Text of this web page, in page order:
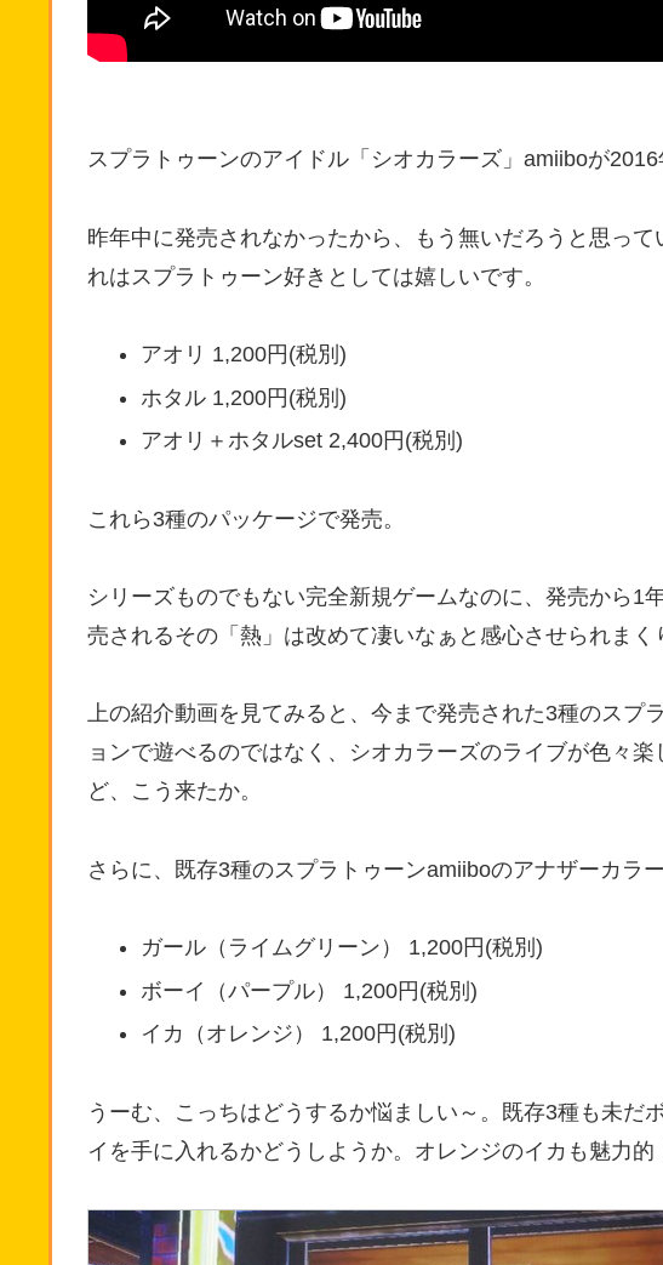
スプラトゥーンのアイドル「シオカラーズ」amiiboが2016
昨年中に発売されなかったから、もう無いだろうと思っ
れはスプラトゥーン好きとしては嬉しいです。
アオリ 1,200円(税別)
ホタル 1,200円(税別)
アオリ＋ホタルset 2,400円(税別)
これら3種のパッケージで発売。
シリーズものでもない完全新規ゲームなのに、発売から1
売されるその「熱」は改めて凄いなぁと感心させられまく
上の紹介動画を見てみると、今まで発売された3種のスプ
ョンで遊べるのではなく、シオカラーズのライブが色々
ど、こう来たか。
さらに、既存3種のスプラトゥーンamiiboのアナザーカラ
ガール（ライムグリーン） 1,200円(税別)
ボーイ（パープル） 1,200円(税別)
イカ（オレンジ） 1,200円(税別)
うーむ、こっちはどうするか悩ましい～。既存3種も未だ
イを手に入れるかどうしようか。オレンジのイカも魅力的